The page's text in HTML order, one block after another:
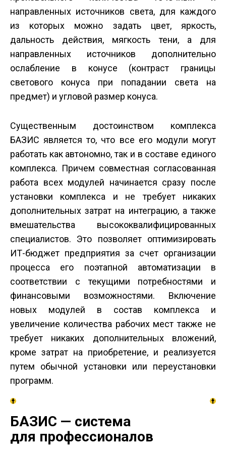
направленных источников света, для каждого
из которых можно задать цвет, яркость,
дальность действия, мягкость тени, а для
направленных источников дополнительно
ослабление в конусе (контраст границы
светового конуса при попадании света на
предмет) и угловой размер конуса.
Существенным достоинством комплекса
БАЗИС является то, что все его модули могут
работать как автономно, так и в составе единого
комплекса. Причем совместная согласованная
работа всех модулей начинается сразу после
установки комплекса и не требует никаких
дополнительных затрат на интеграцию, а также
вмешательства высококвалифицированных
специалистов. Это позволяет оптимизировать
ИТ-бюджет предприятия за счет организации
процесса его поэтапной автоматизации в
соответствии с текущими потребностями и
финансовыми возможностями. Включение
новых модулей в состав комплекса и
увеличение количества рабочих мест также не
требует никаких дополнительных вложений,
кроме затрат на приобретение, и реализуется
путем обычной установки или переустановки
программ.
БАЗИС — система
для профессионалов